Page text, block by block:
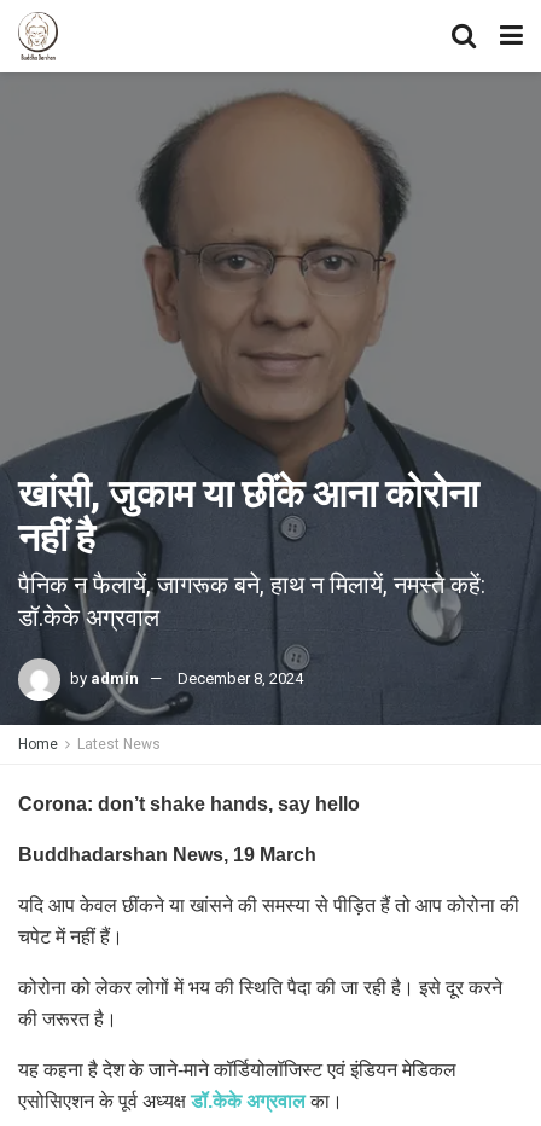
खांसी, जुकाम या छींके आना कोरोना
नहीं है
पैनिक न फैलायें, जागरूक बने, हाथ न मिलायें, नमस्ते कहें:
डॉ.केके अग्रवाल
by admin December 8, 2024
Home Latest News
Corona: don’t shake hands, say hello
Buddhadarshan News, 19 March
यदि आप केवल छींकने या खांसने की समस्या से पीड़ित हैं तो आप कोरोना की
चपेट में नहीं हैं।
कोरोना को लेकर लोगों में भय की स्थिति पैदा की जा रही है। इसे दूर करने
की जरूरत है।
यह कहना है देश के जाने-माने कॉर्डियोलॉजिस्ट एवं इंडियन मेडिकल
एसोसिएशन के पूर्व अध्यक्षडॉ.केके अग्रवालका।